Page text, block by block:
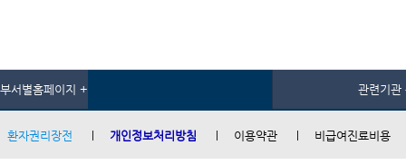
부서별홈페이지 + 관련기관
환자권리장전 개인정보처리방침 이용약관 비급여진료비용